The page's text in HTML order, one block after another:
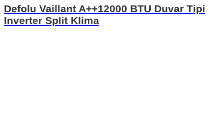
Defolu Vaillant A++12000 BTU Duvar Tipi
Inverter Split Klima